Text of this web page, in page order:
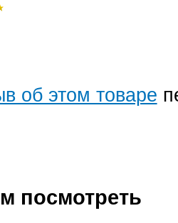
об этом товаре
посмотреть